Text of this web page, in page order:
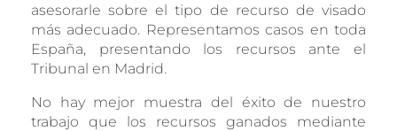
asesorarle sobre el tipo de recurso de visado
más adecuado. Representamos casos en toda
España, presentando los recursos ante el
Tribunal en Madrid.
No hay mejor muestra del éxito de nuestro
trabajo que los recursos ganados mediante